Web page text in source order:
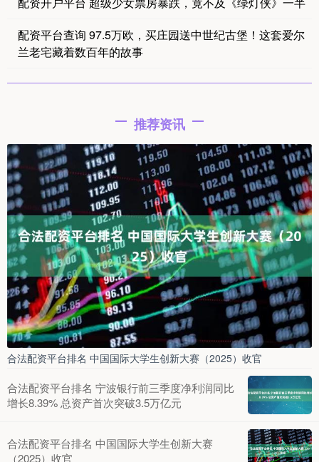
配资平台查询 97.5万欧，买庄园送中世纪古堡！这套爱尔
兰老宅藏着数百年的故事
推荐资讯
合法配资平台排名 中国国际大学生创新大赛（2025）收官
合法配资平台排名 宁波银行前三季度净利润同比
增长8.39% 总资产首次突破3.5万亿元
合法配资平台排名 中国国际大学生创新大赛
（2025）收官